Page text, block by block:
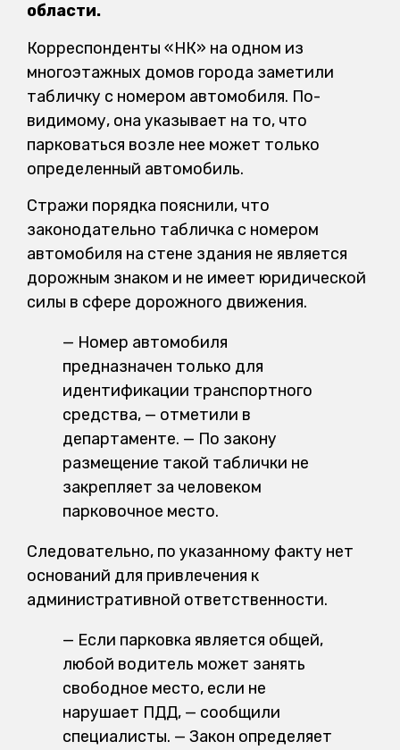
области.
Корреспонденты «НК» на одном из
многоэтажных домов города заметили
табличку с номером автомобиля. По-
видимому, она указывает на то, что
парковаться возле нее может только
определенный автомобиль.
Стражи порядка пояснили, что
законодательно табличка с номером
автомобиля на стене здания не является
дорожным знаком и не имеет юридической
силы в сфере дорожного движения.
— Номер автомобиля
предназначен только для
идентификации транспортного
средства, — отметили в
департаменте. — По закону
размещение такой таблички не
закрепляет за человеком
парковочное место.
Следовательно, по указанному факту нет
оснований для привлечения к
административной ответственности.
— Если парковка является общей,
любой водитель может занять
свободное место, если не
нарушает ПДД, — сообщили
специалисты. — Закон определяет